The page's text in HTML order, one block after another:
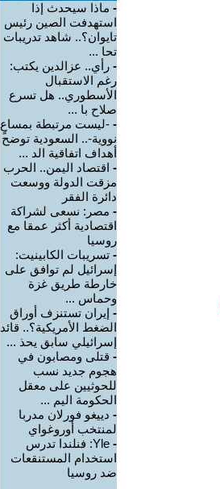
- ماذا سيحدث إذا
استهدفت الصين رئيس
تايوان؟.. شاهد تدريبات
تحا ...
- رأي.. عزالدين يكتب:
رغم الاستقبال
الأسطوري.. هل تسرع
صلاح با ...
- -ليست مرتبطة بمساعٍ
نووية-.. السعودية توضح
أهداف اتفاقية الد ...
- اقتصاد اليمن.. الحرب
مزقت الدولة ووسعت
دائرة الفقر
- مصر: نسعى لشراكة
اقتصادية أكثر عمقا مع
روسيا
- تسريبات الكابينيت:
إسرائيل لم توافق على
خارطة طريق غزة
وحماس ...
- إيران تستنزف أوراق
الضغط الأمريكية؟.. قائد
إسرائيلي سابق يحذ ...
- قتلى ومصابون في
هجوم جديد نسب
للحوثيين على معقل
الحكومة اليم ...
- دييغو فورلان مدربا
لمنتخب أوروغواي
-
Yle: فنلندا تدرس
استخدام المستنقعات
ضد روسيا